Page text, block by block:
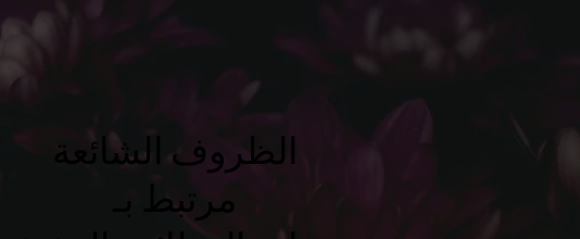
الظروف الشائعة
مرتبط بـ